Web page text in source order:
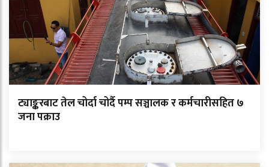
ट्याङ्करबाट तेल चोर्दा चोर्दै पम्प सञ्चालक र कर्मचारीसहित ७
जना पक्राउ